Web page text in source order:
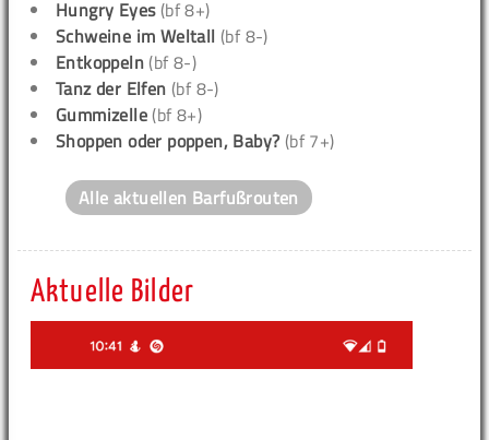
Hungry Eyes(bf 8+)
Schweine im Weltall (bf 8-)
Entkoppeln (bf 8-)
Tanz der Elfen (bf 8-)
Gummizelle (bf 8+)
Shoppen oder poppen, Baby? (bf 7+)
Alle aktuellen Barfußrouten
Aktuelle Bilder